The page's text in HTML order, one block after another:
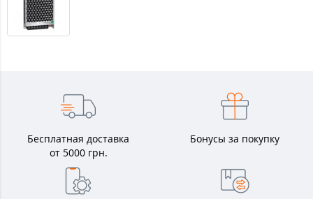
Бесплатная доставка
от 5000 грн.
Бонусы за покупку